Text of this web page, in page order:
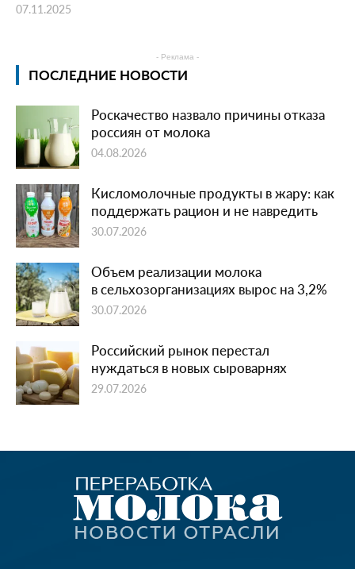
07.11.2025
- Реклама -
ПОСЛЕДНИЕ НОВОСТИ
Роскачество назвало причины отказа
россиян от молока
04.08.2026
Кисломолочные продукты в жару: как
поддержать рацион и не навредить
30.07.2026
Объем реализации молока
в сельхозорганизациях вырос на 3,2%
30.07.2026
Российский рынок перестал
нуждаться в новых сыроварнях
29.07.2026